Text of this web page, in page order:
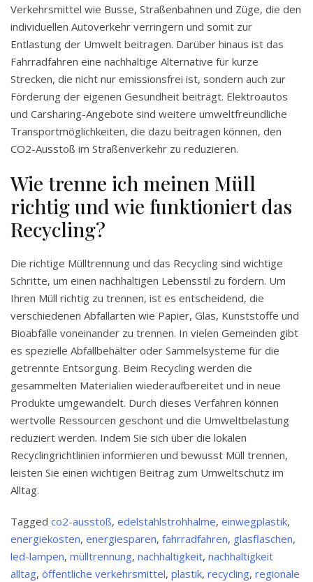
Verkehrsmittel wie Busse, Straßenbahnen und Züge, die den
individuellen Autoverkehr verringern und somit zur
Entlastung der Umwelt beitragen. Darüber hinaus ist das
Fahrradfahren eine nachhaltige Alternative für kurze
Strecken, die nicht nur emissionsfrei ist, sondern auch zur
Förderung der eigenen Gesundheit beiträgt. Elektroautos
und Carsharing-Angebote sind weitere umweltfreundliche
Transportmöglichkeiten, die dazu beitragen können, den
CO2-Ausstoß im Straßenverkehr zu reduzieren.
Wie trenne ich meinen Müll
richtig und wie funktioniert das
Recycling?
Die richtige Mülltrennung und das Recycling sind wichtige
Schritte, um einen nachhaltigen Lebensstil zu fördern. Um
Ihren Müll richtig zu trennen, ist es entscheidend, die
verschiedenen Abfallarten wie Papier, Glas, Kunststoffe und
Bioabfälle voneinander zu trennen. In vielen Gemeinden gibt
es spezielle Abfallbehälter oder Sammelsysteme für die
getrennte Entsorgung. Beim Recycling werden die
gesammelten Materialien wiederaufbereitet und in neue
Produkte umgewandelt. Durch dieses Verfahren können
wertvolle Ressourcen geschont und die Umweltbelastung
reduziert werden. Indem Sie sich über die lokalen
Recyclingrichtlinien informieren und bewusst Müll trennen,
leisten Sie einen wichtigen Beitrag zum Umweltschutz im
Alltag.
Tagged co2-ausstoß, edelstahlstrohhalme, einwegplastik,
energiekosten, energiesparen, fahrradfahren, glasflaschen,
led-lampen, mülltrennung, nachhaltigkeit, nachhaltigkeit
alltag, öffentliche verkehrsmittel, plastik, recycling, regionale